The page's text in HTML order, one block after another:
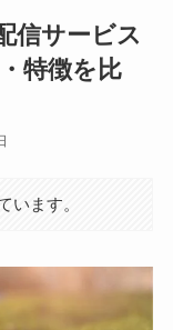
信サービス
特徴を比
います。